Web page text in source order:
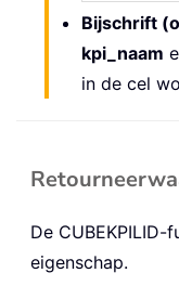
Bijschrift
kpi_naam
in de cel
De
eigenschap.